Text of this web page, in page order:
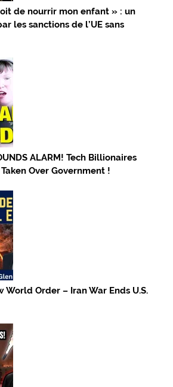
de nourrir mon enfant » : un
les sanctions de l’UE sans
ALARM! Tech Billionaires
Over Government !
World Order – Iran War Ends U.S.